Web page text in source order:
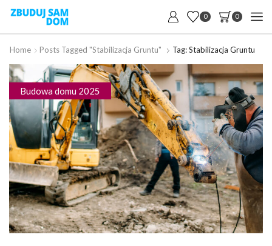
0 0
Home Posts Tagged "stabilizacja Gruntu" Tag: Stabilizacja Gruntu
Budowa domu 2025